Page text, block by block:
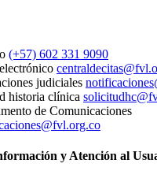
(+57) 602 331 9090
judiciales
historia clínica
de Comunicaciones
y Atención al